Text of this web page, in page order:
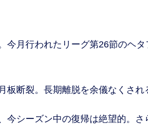
月行われたリーグ第26節のヘ
断裂。長期離脱を余儀なくされ
シーズン中の復帰は絶望的。さ